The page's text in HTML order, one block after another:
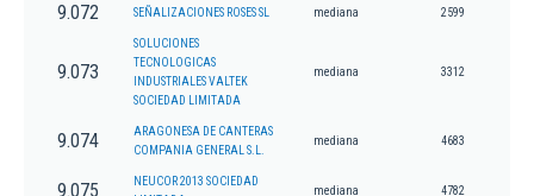
9.072 SEÑALIZACIONES ROSES SL mediana 2599
9.073
SOLUCIONES
TECNOLOGICAS
INDUSTRIALES VALTEK
SOCIEDAD LIMITADA
mediana 3312
9.074
ARAGONESA DE CANTERAS
COMPANIA GENERAL S.L.
mediana 4683
9.075
NEUCOR 2013 SOCIEDAD
mediana 4782